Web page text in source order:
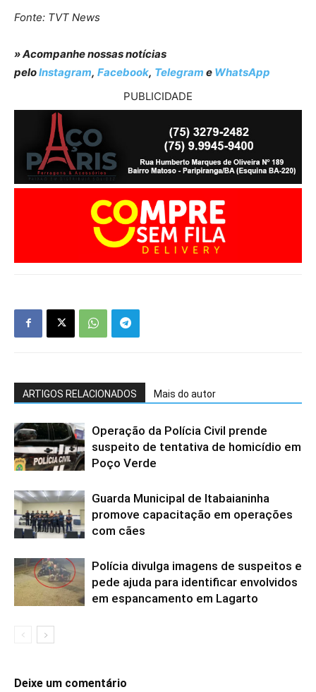
Fonte: TVT News
» Acompanhe nossas notícias
peloInstagram, Facebook, Telegram e WhatsApp
PUBLICIDADE
ARTIGOS RELACIONADOS Mais do autor
Operação da Polícia Civil prende
suspeito de tentativa de homicídio em
Poço Verde
Guarda Municipal de Itabaianinha
promove capacitação em operações
com cães
Polícia divulga imagens de suspeitos e
pede ajuda para identificar envolvidos
em espancamento em Lagarto
Deixe um comentário